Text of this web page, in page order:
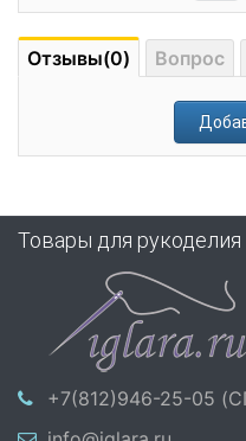
Отзывы(0) Вопрос
Товары для рукоделия
+7(812)946-25-05